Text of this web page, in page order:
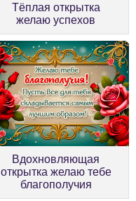
Тёплая открытка
желаю успехов
Вдохновляющая
открытка желаю тебе
благополучия